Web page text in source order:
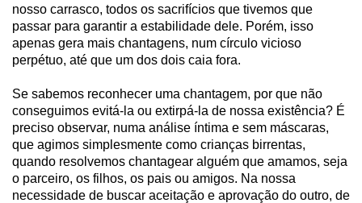
nosso carrasco, todos os sacrifícios que tivemos que
passar para garantir a estabilidade dele. Porém, isso
apenas gera mais chantagens, num círculo vicioso
perpétuo, até que um dos dois caia fora.
Se sabemos reconhecer uma chantagem, por que não
conseguimos evitá-la ou extirpá-la de nossa existência? É
preciso observar, numa análise íntima e sem máscaras,
que agimos simplesmente como crianças birrentas,
quando resolvemos chantagear alguém que amamos, seja
o parceiro, os filhos, os pais ou amigos. Na nossa
necessidade de buscar aceitação e aprovação do outro, de